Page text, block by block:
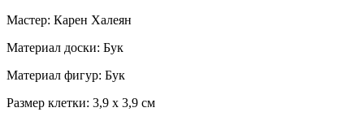
Мастер: Карен Халеян
Материал доски: Бук
Материал фигур: Бук
Размер клетки: 3,9 х 3,9 см